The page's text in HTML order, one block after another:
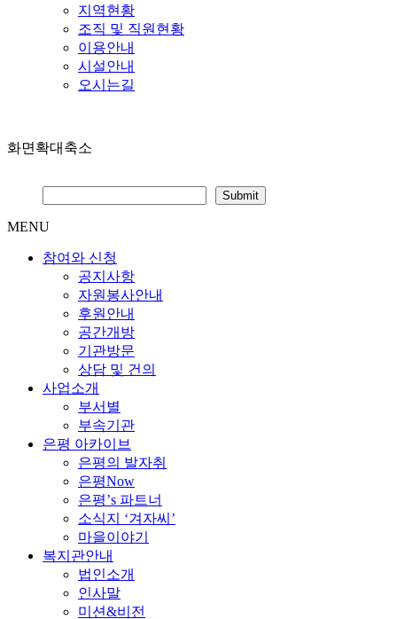
지역현황
조직 및 직원현황
이용안내
시설안내
오시는길
화면확대축소
MENU
참여와 신청
공지사항
자원봉사안내
후원안내
공간개방
기관방문
상담 및 건의
사업소개
부서별
부속기관
은평 아카이브
은평의 발자취
은평Now
은평’s 파트너
소식지 ‘겨자씨’
마을이야기
복지관안내
법인소개
인사말
미션&비전